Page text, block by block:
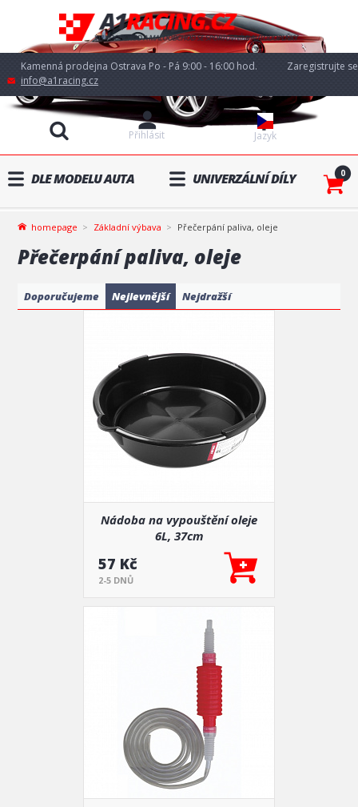
Kamenná prodejna Ostrava Po - Pá 9:00 - 16:00 hod.
info@a1racing.cz
Jazyk
Přihlásit
Zaregistrujte se
DLE MODELU AUTA UNIVERZÁLNÍ DÍLY 0
homepage Základní výbava Přečerpání paliva, oleje
Přečerpání paliva, oleje
Doporučujeme Nejlevnější Nejdražší
Nádoba na vypouštění oleje
6L, 37cm
57 Kč
2-5 DNŮ